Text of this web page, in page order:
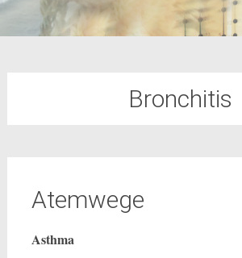
Bronchitis
Atemwege
Asthma